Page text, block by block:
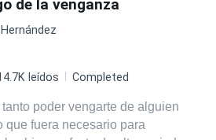
verdad, desatará la violencia y
trampa mortal. Solo una
de aquellos en
explora los límites de la confianza,
y la fuerza indomable de la
de la venganza
leídos Completed
poder vengarte de alguien
que fuera necesario para